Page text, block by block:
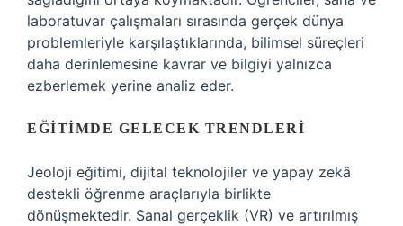
laboratuvar çalışmaları sırasında gerçek dünya
problemleriyle karşılaştıklarında, bilimsel süreçleri
daha derinlemesine kavrar ve bilgiyi yalnızca
ezberlemek yerine analiz eder.
EĞITIMDE GELECEK TRENDLERI
Jeoloji eğitimi, dijital teknolojiler ve yapay zekâ
destekli öğrenme araçlarıyla birlikte
dönüşmektedir. Sanal gerçeklik (VR) ve artırılmış